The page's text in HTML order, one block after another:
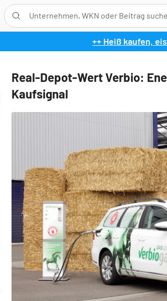
++ Heiß kaufen,
Real-Depot-Wert Verbio:
Kaufsignal